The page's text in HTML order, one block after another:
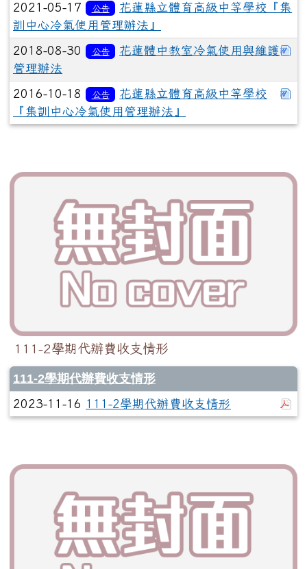
2021-05-17 公告
花蓮縣立體育高級中等學校『集
訓中心冷氣使用管理辦法』
2018-08-30 公告
花蓮體中教室冷氣使用與維護
管理辦法
2016-10-18 公告
花蓮縣立體育高級中等學校
『集訓中心冷氣使用管理辦法』
111-2學期代辦費收支情形
111-2學期代辦費收支情形
2023-11-16 111-2學期代辦費收支情形